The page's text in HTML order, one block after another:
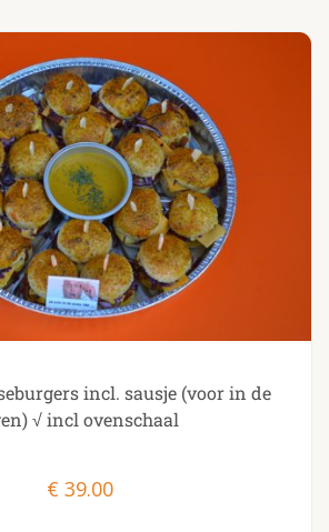
incl. sausje (voor in de
√ incl ovenschaal
€ 39.00